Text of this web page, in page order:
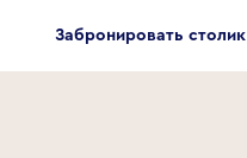
Забронировать столик